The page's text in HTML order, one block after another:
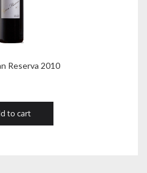
Reserva 2010
to cart